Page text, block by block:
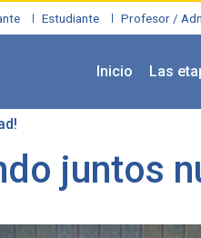
Estudiante Profesor /
Inicio Las
juntos